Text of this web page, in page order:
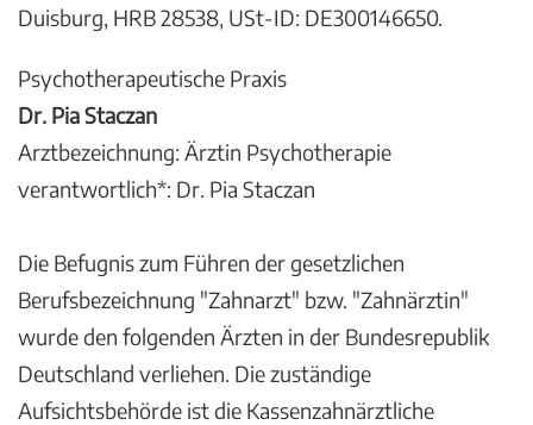
Duisburg, HRB 28538, USt-ID: DE300146650.
Psychotherapeutische Praxis
Dr. Pia Staczan
Arztbezeichnung: Ärztin Psychotherapie
verantwortlich*: Dr. Pia Staczan
Die Befugnis zum Führen der gesetzlichen
Berufsbezeichnung "Zahnarzt" bzw. "Zahnärztin"
wurde den folgenden Ärzten in der Bundesrepublik
Deutschland verliehen. Die zuständige
Aufsichtsbehörde ist die Kassenzahnärztliche